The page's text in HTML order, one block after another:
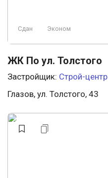
Сдан Эконом
ЖК По ул. Толстого
Застройщик: Строй-центр
Глазов, ул. Толстого, 43